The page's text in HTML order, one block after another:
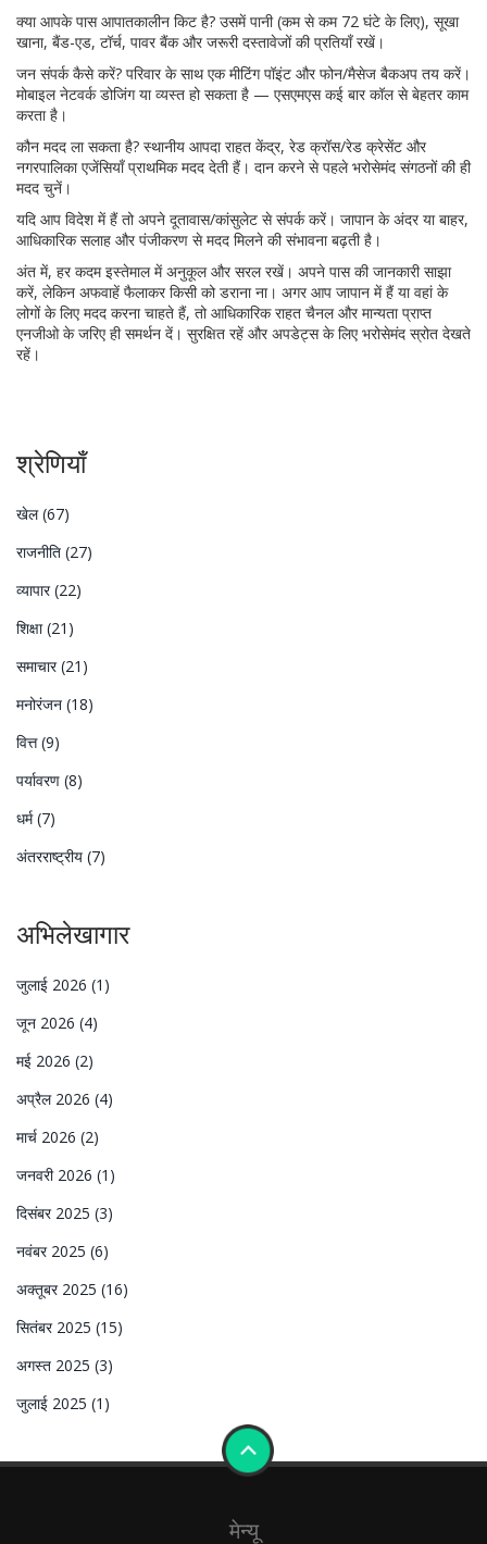
क्या आपके पास आपातकालीन किट है? उसमें पानी (कम से कम 72 घंटे के लिए), सूखा
खाना, बैंड-एड, टॉर्च, पावर बैंक और जरूरी दस्तावेजों की प्रतियाँ रखें।
जन संपर्क कैसे करें? परिवार के साथ एक मीटिंग पॉइंट और फोन/मैसेज बैकअप तय करें।
मोबाइल नेटवर्क डोजिंग या व्यस्त हो सकता है — एसएमएस कई बार कॉल से बेहतर काम
करता है।
कौन मदद ला सकता है? स्थानीय आपदा राहत केंद्र, रेड क्रॉस/रेड क्रेसेंट और
नगरपालिका एजेंसियाँ प्राथमिक मदद देती हैं। दान करने से पहले भरोसेमंद संगठनों की ही
मदद चुनें।
यदि आप विदेश में हैं तो अपने दूतावास/कांसुलेट से संपर्क करें। जापान के अंदर या बाहर,
आधिकारिक सलाह और पंजीकरण से मदद मिलने की संभावना बढ़ती है।
अंत में, हर कदम इस्तेमाल में अनुकूल और सरल रखें। अपने पास की जानकारी साझा
करें, लेकिन अफवाहें फैलाकर किसी को डराना ना। अगर आप जापान में हैं या वहां के
लोगों के लिए मदद करना चाहते हैं, तो आधिकारिक राहत चैनल और मान्यता प्राप्त
एनजीओ के जरिए ही समर्थन दें। सुरक्षित रहें और अपडेट्स के लिए भरोसेमंद स्रोत देखते
रहें।
श्रेणियाँ
खेल(67)
राजनीति (27)
व्यापार(22)
शिक्षा(21)
समाचार(21)
मनोरंजन (18)
वित्त(9)
पर्यावरण (8)
धर्म(7)
अंतरराष्ट्रीय (7)
अभिलेखागार
जुलाई 2026 (1)
जून 2026 (4)
मई 2026 (2)
अप्रैल 2026 (4)
मार्च 2026 (2)
जनवरी 2026 (1)
दिसंबर 2025 (3)
नवंबर 2025 (6)
अक्तूबर 2025 (16)
सितंबर 2025 (15)
अगस्त 2025 (3)
जुलाई 2025 (1)
मेन्यू